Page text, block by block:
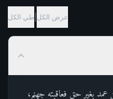
عرض الكل طي الكل
بغير حق فعاقبته جهنم،